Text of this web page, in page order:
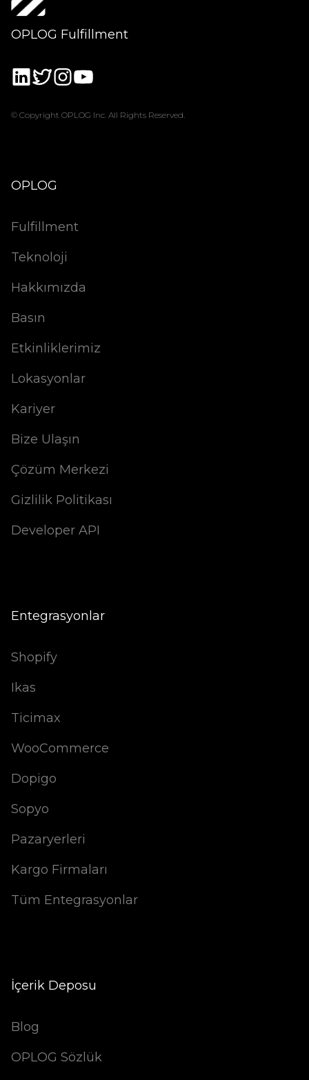
OPLOG Fulfillment
© Copyright OPLOG Inc. All Rights Reserved.
OPLOG
Fulfillment
Teknoloji
Hakkımızda
Basın
Etkinliklerimiz
Lokasyonlar
Kariyer
Bize Ulaşın
Çözüm Merkezi
Gizlilik Politikası
Developer API
Entegrasyonlar
Shopify
Ikas
Ticimax
WooCommerce
Dopigo
Sopyo
Pazaryerleri
Kargo Firmaları
Tüm Entegrasyonlar
İçerik Deposu
Blog
OPLOG Sözlük